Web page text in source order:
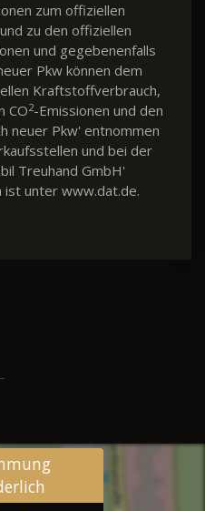
zum offiziellen
zu den offiziellen
und gegebenenfalls
Pkw können dem
Kraftstoffverbrauch,
CO2-Emissionen und den
neuer Pkw' entnommen
und bei der
Treuhand GmbH'
ist unter www.dat.de.